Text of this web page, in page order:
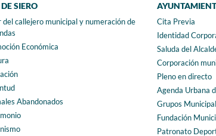
SIERO
del callejero municipal y numeración de
Económica
Abandonados
Cita Previa
Identidad
Saluda del
Corporación
Pleno en directo
Agenda Urbana
Grupos
Fundación
Patronato